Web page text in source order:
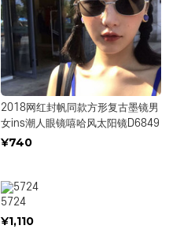
2018网红封帆同款方形复古墨镜男
女ins潮人眼镜嘻哈风太阳镜D6849
¥740
5724
¥1,110